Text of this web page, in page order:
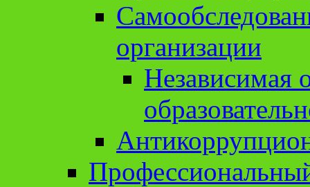
организации
Независимая